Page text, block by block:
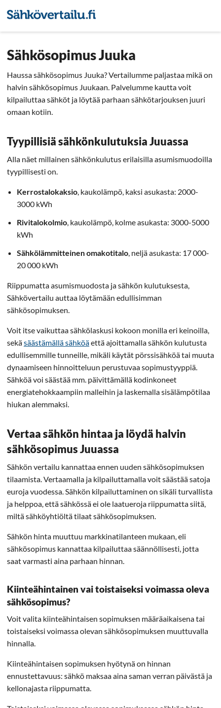
Sähkösopimus Juuka
Haussa sähkösopimus Juuka? Vertailumme paljastaa mikä on
halvin sähkösopimus Juukaan. Palvelumme kautta voit
kilpailuttaa sähköt ja löytää parhaan sähkötarjouksen juuri
omaan kotiin.
Tyypillisiä sähkönkulutuksia Juuassa
Alla näet millainen sähkönkulutus erilaisilla asumismuodoilla
tyypillisesti on.
Kerrostalokaksio, kaukolämpö, kaksi asukasta: 2000-
3000 kWh
Rivitalokolmio, kaukolämpö, kolme asukasta: 3000-5000
kWh
Sähkölämmitteinen omakotitalo, neljä asukasta: 17 000-
20 000 kWh
Riippumatta asumismuodosta ja sähkön kulutuksesta,
Sähkövertailu auttaa löytämään edullisimman
sähkösopimuksen.
Voit itse vaikuttaa sähkölaskusi kokoon monilla eri keinoilla,
sekäsäästämällä sähköäettä ajoittamalla sähkön kulutusta
edullisemmille tunneille, mikäli käytät pörssisähköä tai muuta
dynaamiseen hinnoitteluun perustuvaa sopimustyyppiä.
Sähköä voi säästää mm. päivittämällä kodinkoneet
energiatehokkaampiin malleihin ja laskemalla sisälämpötilaa
hiukan alemmaksi.
Vertaa sähkön hintaa ja löydä halvin
sähkösopimus Juuassa
Sähkön vertailu kannattaa ennen uuden sähkösopimuksen
tilaamista. Vertaamalla ja kilpailuttamalla voit säästää satoja
euroja vuodessa. Sähkön kilpailuttaminen on sikäli turvallista
ja helppoa, että sähkössä ei ole laatueroja riippumatta siitä,
miltä sähköyhtiöltä tilaat sähkösopimuksen.
Sähkön hinta muuttuu markkinatilanteen mukaan, eli
sähkösopimus kannattaa kilpailuttaa säännöllisesti, jotta
saat varmasti aina parhaan hinnan.
Kiinteähintainen vai toistaiseksi voimassa oleva
sähkösopimus?
Voit valita kiinteähintaisen sopimuksen määräaikaisena tai
toistaiseksi voimassa olevan sähkösopimuksen muuttuvalla
hinnalla.
Kiinteähintaisen sopimuksen hyötynä on hinnan
ennustettavuus: sähkö maksaa aina saman verran päivästä ja
kellonajasta riippumatta.